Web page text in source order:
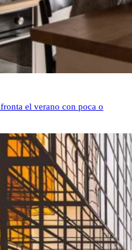
el verano con poca o